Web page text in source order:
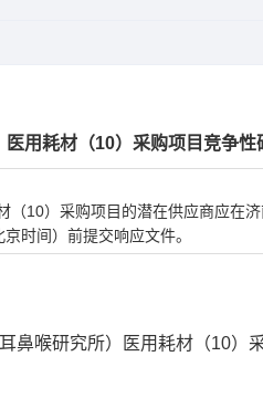
用耗材（10）采购项目竞争性
（10）采购项目 的潜在供应商应在
京时间）前提交响应文件。
鼻喉研究所）医用耗材（10）